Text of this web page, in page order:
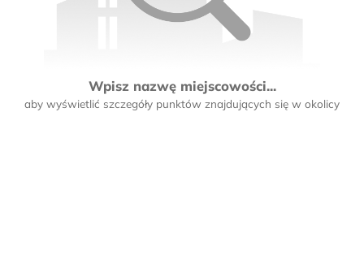
Wpisz nazwę miejscowości...
aby wyświetlić szczegóły punktów znajdujących się w okolicy